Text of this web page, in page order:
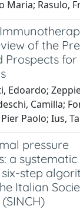
Maria; Rasulo,
of the
Prospects for
Edoardo;
Camilla;
Paolo; Ius,
pressure
a
step
Italian